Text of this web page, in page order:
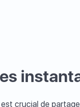
crucial de